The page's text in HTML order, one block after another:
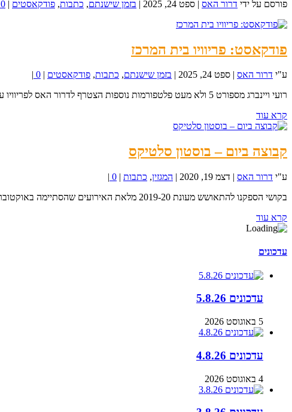
פורסם על ידי דרור האס | ספט 24, 2025 | בזמן שישנתם, כתבות, פודקאסטים |
0
פודקאסט: פריוויו בית המרכז
ע"י דרור האס | ספט 24, 2025 | בזמן שישנתם, כתבות, פודקאסטים |
0
|
רועי ויינברג מספורט 5 ולא מעט פלטפורמות נוספות הצטרף לדרור האס לפריוויו על בית המרכז.מה הזהות...
קרא עוד
קבוצה ביום – בוסטון סלטיקס
ע"י דרור האס | דצמ 19, 2020 | המגזין, כתבות |
0
|
בקושי הספקנו להתאושש מעונת 2019-20 מלאת האירועים שהסתיימה באוקטובר ואנחנו כבר עם הפנים לעונה...
קרא עוד
עדכונים
עדכונים 5.8.26
5 באוגוסט 2026
עדכונים 4.8.26
4 באוגוסט 2026